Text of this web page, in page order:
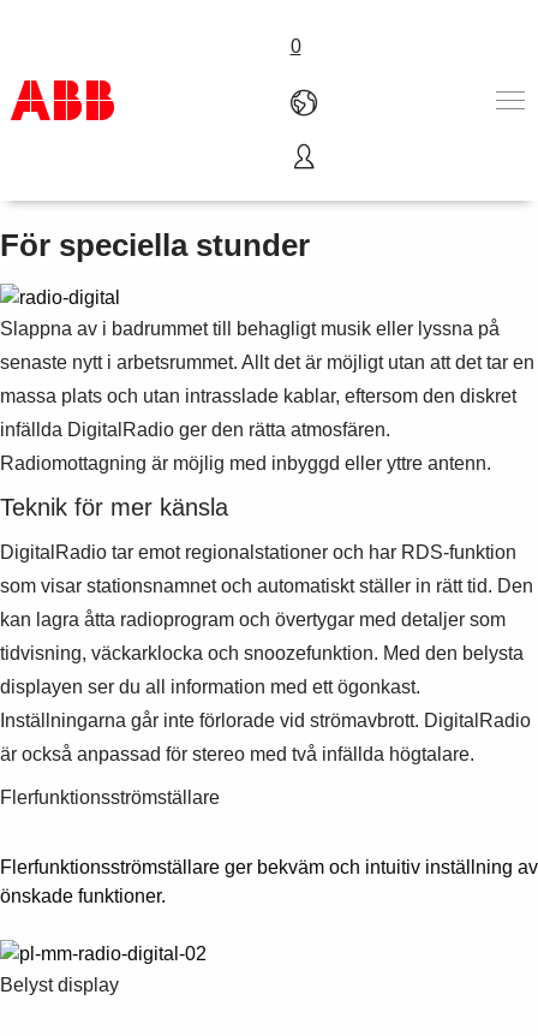
0
Produkter och tjänster
Service
Om ABB
Här kan du köpa
Karriär på ABB
För speciella stunder
Slappna av i badrummet till behagligt musik eller lyssna på
senaste nytt i arbetsrummet. Allt det är möjligt utan att det tar en
massa plats och utan intrasslade kablar, eftersom den diskret
infällda DigitalRadio ger den rätta atmosfären.
Radiomottagning är möjlig med inbyggd eller yttre antenn.
Teknik för mer känsla
DigitalRadio tar emot regionalstationer och har RDS-funktion
som visar stationsnamnet och automatiskt ställer in rätt tid. Den
kan lagra åtta radioprogram och övertygar med detaljer som
tidvisning, väckarklocka och snoozefunktion. Med den belysta
displayen ser du all information med ett ögonkast.
Inställningarna går inte förlorade vid strömavbrott. DigitalRadio
är också anpassad för stereo med två infällda högtalare.
Flerfunktionsströmställare
Flerfunktionsströmställare ger bekväm och intuitiv inställning av
önskade funktioner.
Belyst display